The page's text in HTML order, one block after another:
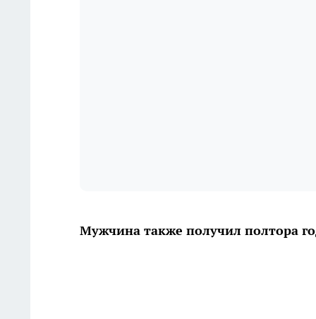
Мужчина также получил полтора